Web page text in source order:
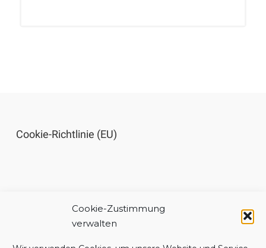
Cookie-Zustimmung
verwalten
Cookie-Richtlinie (EU)